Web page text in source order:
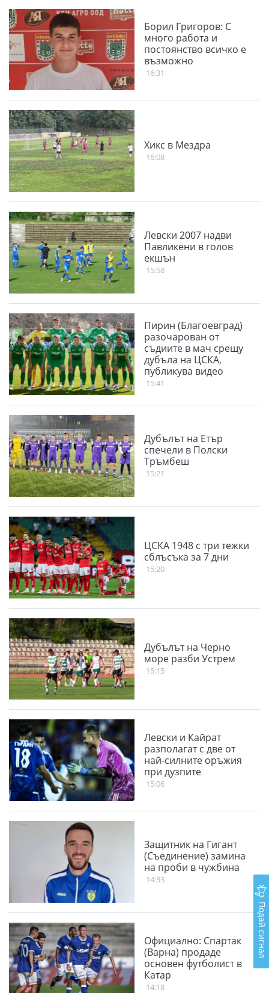
Борил Григоров: С
много работа и
постоянство всичко е
възможно
16:31
Хикс в Мездра
16:08
Левски 2007 надви
Павликени в голов
екшън
15:58
Пирин (Благоевград)
разочарован от
съдиите в мач срещу
дубъла на ЦСКА,
публикува видео
15:41
Дубълът на Етър
спечели в Полски
Тръмбеш
15:21
ЦСКА 1948 с три тежки
сблъсъка за 7 дни
15:20
Дубълът на Черно
море разби Устрем
15:15
Левски и Кайрат
разполагат с две от
най-силните оръжия
при дузпите
15:06
Защитник на Гигант
(Съединение) замина
на проби в чужбина
14:33
Официално: Спартак
(Варна) продаде
основен футболист в
Катар
14:18
Подай сигнал